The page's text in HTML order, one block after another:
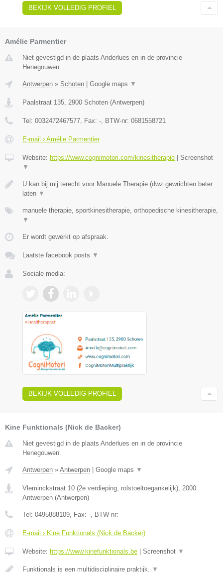
BEKIJK VOLLEDIG PROFIEL
Amélie Parmentier
Niet gevestigd in de plaats Anderlues en in de provincie
Henegouwen.
Antwerpen » Schoten Google maps ▼
Paalstraat 135, 2900 Schoten (Antwerpen)
Tel: 0032472467577, Fax: -, BTW-nr: 0681558721
E-mail › Amélie Parmentier
Website: https://www.cognimotori.com/kinesitherapie
Screenshot
▼
U kan bij mij terecht voor Manuele Therapie (dwz gewrichten beter
laten ▼
manuele therapie, sportkinesitherapie, orthopedische kinesitherapie,
▼
Er wordt gewerkt op afspraak.
Laatste facebook posts ▼
Sociale media:
BEKIJK VOLLEDIG PROFIEL
Kine Funktionals (Nick de Backer)
Niet gevestigd in de plaats Anderlues en in de provincie
Henegouwen.
Antwerpen » Antwerpen Google maps ▼
Vleminckstraat 10 (2e verdieping, rolstoeltoegankelijk), 2000
Antwerpen (Antwerpen)
Tel: 0495888109, Fax: -, BTW-nr: -
E-mail › Kine Funktionals (Nick de Backer)
Website: https://www.kinefunktionals.be Screenshot ▼
Funktionals is een multidisciplinaire praktijk. ▼